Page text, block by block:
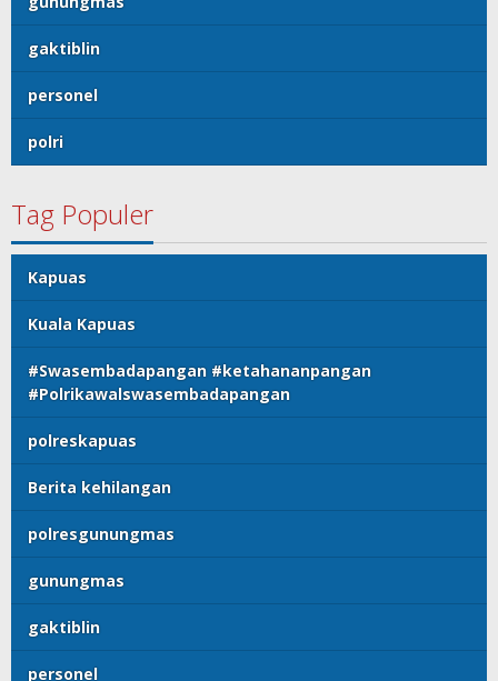
gaktiblin
personel
polri
Tag Populer
Kapuas
Kuala Kapuas
#Swasembadapangan #ketahananpangan
#Polrikawalswasembadapangan
polreskapuas
Berita kehilangan
polresgunungmas
gunungmas
gaktiblin
personel